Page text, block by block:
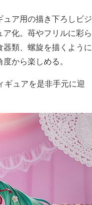
ア用の描き下ろしビジ
化。苺やフリルに彩ら
類、螺旋を描くように
から楽しめる。
ギュアを是非手元に迎